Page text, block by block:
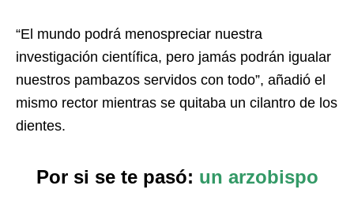
“El mundo podrá menospreciar nuestra
investigación científica, pero jamás podrán igualar
nuestros pambazos servidos con todo”, añadió el
mismo rector mientras se quitaba un cilantro de los
dientes.
Por si se te pasó: un arzobispo